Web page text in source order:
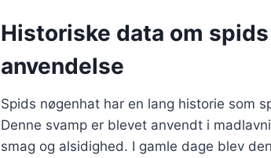
Historiske data om
anvendelse
Spids nøgenhat har en lang historie som
Denne svamp er blevet anvendt i
smag og alsidighed. I gamle dage blev